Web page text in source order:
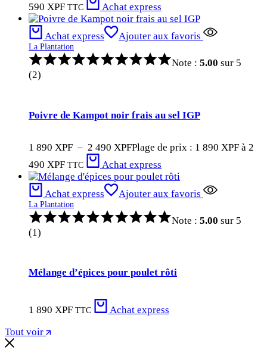
590 XPF TTC Achat express
Achat express Ajouter aux favoris
La Plantation
Note : 5.00 sur 5
(2)
Poivre de Kampot noir frais au sel IGP
1 890 XPF – 2 490 XPFPlage de prix : 1 890 XPF à 2
490 XPF TTC Achat express
Achat express Ajouter aux favoris
La Plantation
Note : 5.00 sur 5
(1)
Mélange d’épices pour poulet rôti
1 890 XPF TTC
Achat express
Tout voir